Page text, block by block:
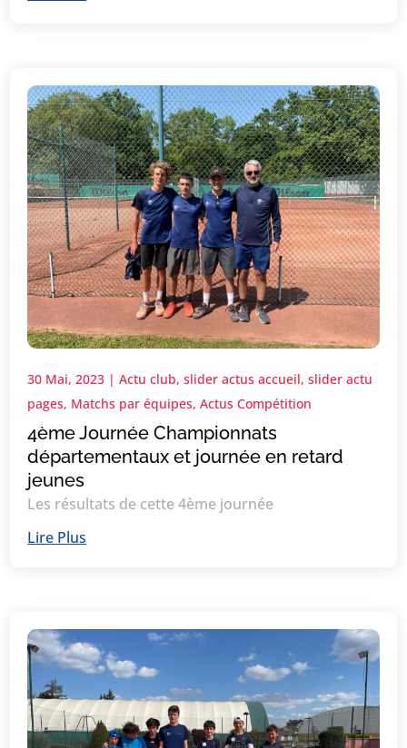
4ème Journée Championnats
départementaux et journée en retard
jeunes
30 Mai, 2023 |Actu club,slider actus accueil,slider actu
pages, Matchs par équipes,Actus Compétition
Les résultats de cette 4ème journée
Lire Plus